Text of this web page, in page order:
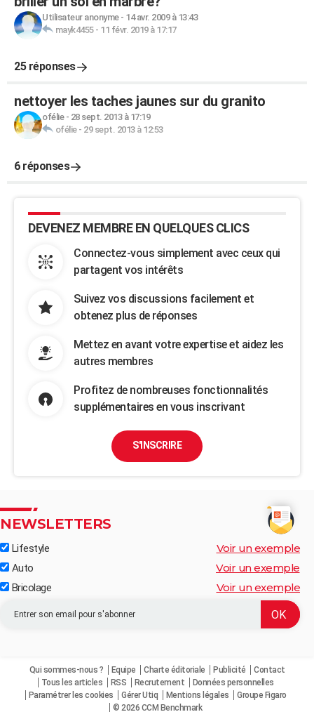
Utilisateur anonyme- 14 avr. 2009 à 13:43
mayk4455- 11 févr. 2019 à 17:17
25 réponses
nettoyer les taches jaunes sur du granito
ofélie- 28 sept. 2013 à 17:19
ofélie- 29 sept. 2013 à 12:53
6 réponses
DEVENEZ MEMBRE EN QUELQUES CLICS
Connectez-vous simplement avec ceux qui
partagent vos intérêts
Suivez vos discussions facilement et
obtenez plus de réponses
Mettez en avant votre expertise et aidez les
autres membres
Profitez de nombreuses fonctionnalités
supplémentaires en vous inscrivant
S'INSCRIRE
NEWSLETTERS
Lifestyle Voir un exemple
Auto Voir un exemple
Bricolage Voir un exemple
Qui sommes-nous ? Equipe Charte éditoriale Publicité
Contact
Tous les articles
RSS Recrutement
Données personnelles
Paramétrer les cookies
Gérer Utiq Mentions légales
Groupe Figaro
© 2026 CCM Benchmark